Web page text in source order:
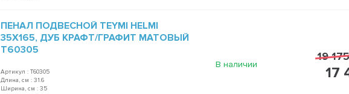
ПЕНАЛ ПОДВЕСНОЙ TEYMI HELMI
35Х165, ДУБ КРАФТ/ГРАФИТ МАТОВЫЙ
T60305
Артикул : T60305
Длина, см : 31.6
Ширина, см : 35
В наличии
19
17